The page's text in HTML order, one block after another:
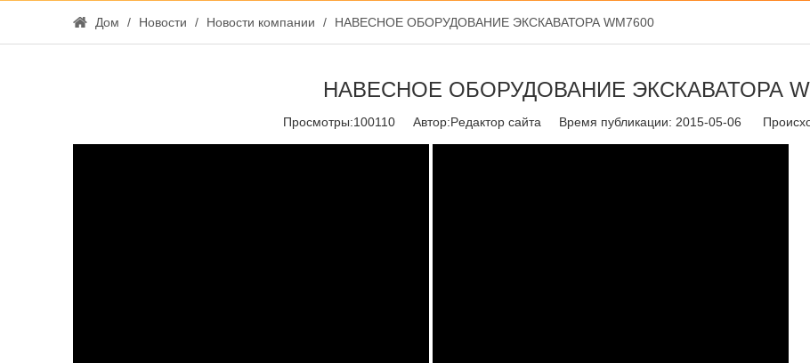
Дом / Новости / Новости компании / НАВЕСНОЕ ОБОРУДОВАНИЕ ЭКСКАВАТОРА WM7600
НАВЕСНОЕ ОБОРУДОВАНИЕ ЭКСКАВАТОРА
Просмотры:100110Автор:Pедактор сайта Время публикации: 2015-05-06